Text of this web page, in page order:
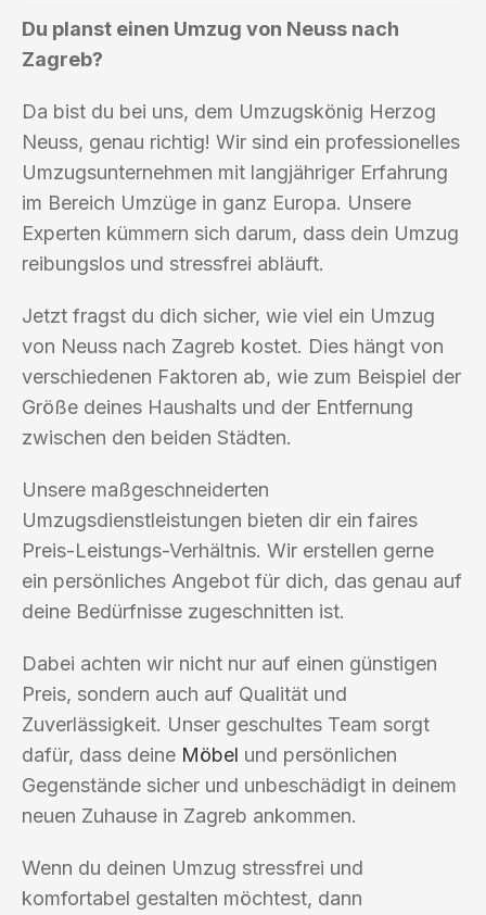
Du planst einen Umzug von Neuss nach
Zagreb?
Da bist du bei uns, dem Umzugskönig Herzog
Neuss, genau richtig! Wir sind ein professionelles
Umzugsunternehmen mit langjähriger Erfahrung
im Bereich Umzüge in ganz Europa. Unsere
Experten kümmern sich darum, dass dein Umzug
reibungslos und stressfrei abläuft.
Jetzt fragst du dich sicher, wie viel ein Umzug
von Neuss nach Zagreb kostet. Dies hängt von
verschiedenen Faktoren ab, wie zum Beispiel der
Größe deines Haushalts und der Entfernung
zwischen den beiden Städten.
Unsere maßgeschneiderten
Umzugsdienstleistungen bieten dir ein faires
Preis-Leistungs-Verhältnis. Wir erstellen gerne
ein persönliches Angebot für dich, das genau auf
deine Bedürfnisse zugeschnitten ist.
Dabei achten wir nicht nur auf einen günstigen
Preis, sondern auch auf Qualität und
Zuverlässigkeit. Unser geschultes Team sorgt
dafür, dass deine Möbel und persönlichen
Gegenstände sicher und unbeschädigt in deinem
neuen Zuhause in Zagreb ankommen.
Wenn du deinen Umzug stressfrei und
komfortabel gestalten möchtest, dann